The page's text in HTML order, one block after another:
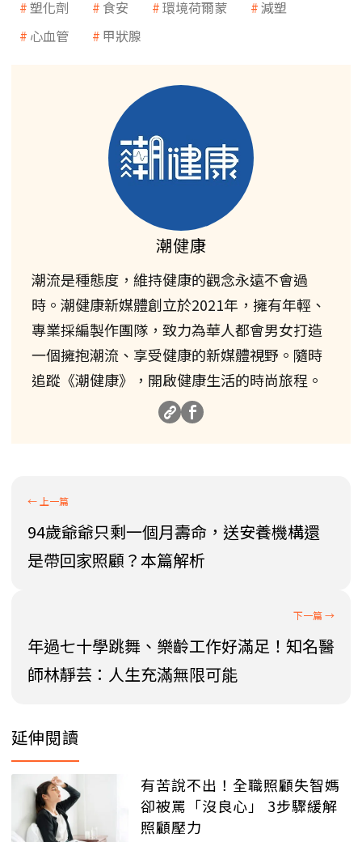
塑化劑 食安 環境荷爾蒙
減塑
心血管
甲狀腺
潮健康
潮流是種態度，維持健康的觀念永遠不會過
時。潮健康新媒體創立於2021年，擁有年輕、
專業採編製作團隊，致力為華人都會男女打造
一個擁抱潮流、享受健康的新媒體視野。隨時
追蹤《潮健康》，開啟健康生活的時尚旅程。
94歲爺爺只剩一個月壽命，送安養機構還
是帶回家照顧？本篇解析
年過七十學跳舞、樂齡工作好滿足！知名醫
師林靜芸：人生充滿無限可能
延伸閱讀
有苦說不出！全職照顧失智媽
卻被罵「沒良心」 3步驟緩解
照顧壓力